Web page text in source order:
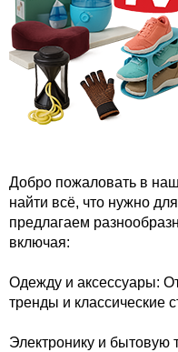
Добро пожаловать в
найти всё, что нужно
предлагаем
включая:
Одежду и аксессуары:
тренды и классические
Электронику и бытовую